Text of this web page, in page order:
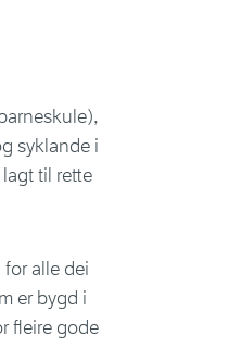
syklande i
til rette
alle dei
er bygd i
fleire gode